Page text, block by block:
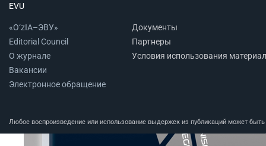
EVU
«O‘zIA–ЭВУ»
Editorial Council
О журнале
Вакансии
Электронное обращение
Документы
Партнеры
Условия использования
Любое воспроизведение или использование выдержек из публикаций может